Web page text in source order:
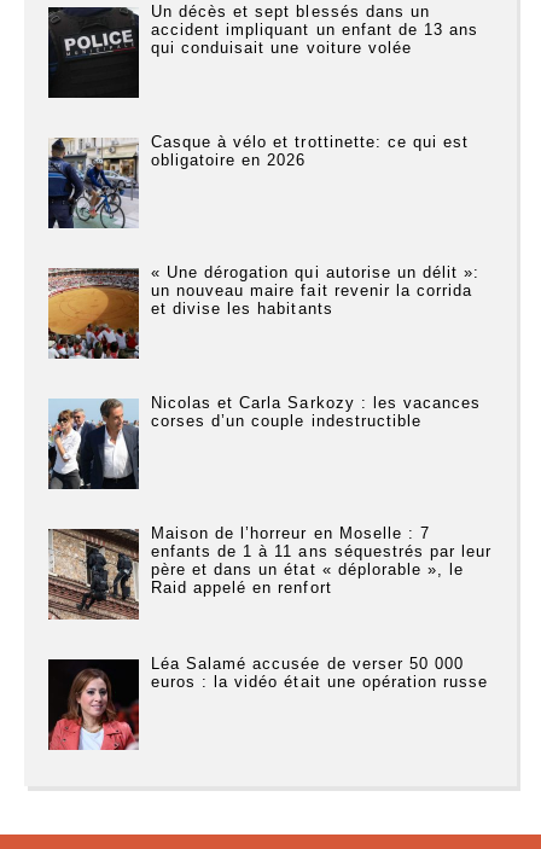
Un décès et sept blessés dans un
accident impliquant un enfant de 13 ans
qui conduisait une voiture volée
Casque à vélo et trottinette: ce qui est
obligatoire en 2026
« Une dérogation qui autorise un délit »:
un nouveau maire fait revenir la corrida
et divise les habitants
Nicolas et Carla Sarkozy : les vacances
corses d’un couple indestructible
Maison de l’horreur en Moselle : 7
enfants de 1 à 11 ans séquestrés par leur
père et dans un état « déplorable », le
Raid appelé en renfort
Léa Salamé accusée de verser 50 000
euros : la vidéo était une opération russe